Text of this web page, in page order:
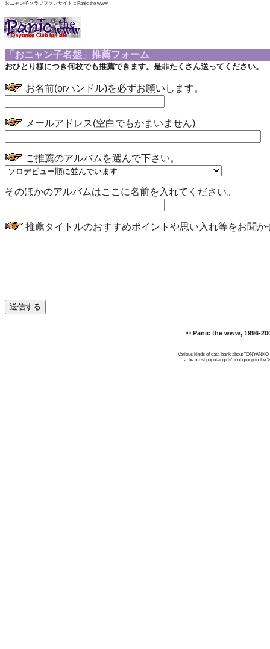
おニャン子クラブファンサイト :: Panic the www
「おニャン子名盤」推薦フォーム
おひとり様につき何枚でも推薦できます。是非たくさん送ってください。
お名前(orハンドル)を必ずお願いします。
メールアドレス(空白でもかまいません)
ご推薦のアルバムを選んで下さい。
そのほかのアルバムはここに名前を入れてください。
推薦タイトルのおすすめポイントや思い入れ等をお聞か
© Panic the www, 1996-
Various kinds of data-bank about
-The most popular girls' idol group in the